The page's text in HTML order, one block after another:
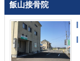
飯山接骨院